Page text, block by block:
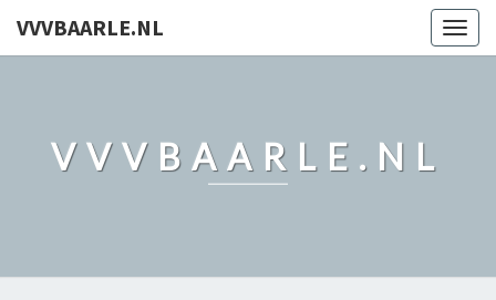
VVVBAARLE.NL
VVVBAARLE.NL